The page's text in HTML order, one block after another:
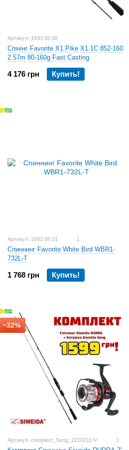
Артикул: 1693.06.98
Спінінг Favorite X1 Pike X1.1C 852-160
2.57m 80-160g Fast Casting
4 176 грн Купить!
Артикул: 1693.05.21 1
Спиннинг Favorite White Bird WBR1-
732L-T
1 768 грн Купить!
−32%
Артикул: complect_Song_2210211-V 1